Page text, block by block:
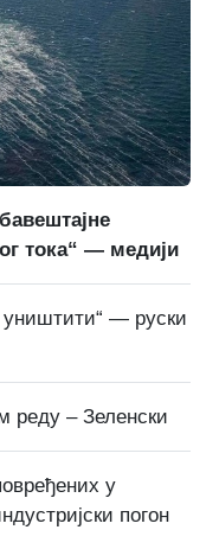
тока“ — медији
уништити“ — руски
реду – Зеленски
у
погон